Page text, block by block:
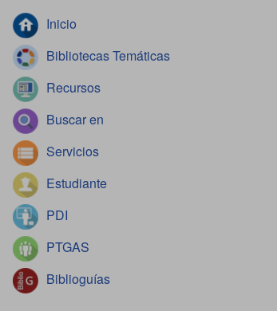
Inicio
Bibliotecas Temáticas
Recursos
Buscar en
Servicios
Estudiante
PDI
PTGAS
Biblioguías